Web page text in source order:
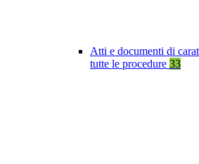
Atti e documenti di
tutte le procedure 33